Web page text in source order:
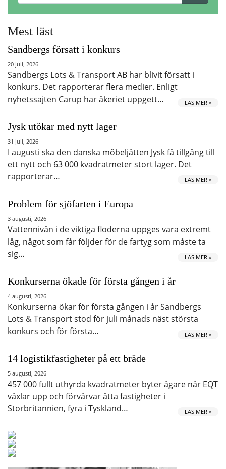
Mest läst
Sandbergs försatt i konkurs
20 juli, 2026
Sandbergs Lots & Transport AB har blivit försatt i
konkurs. Det rapporterar flera medier. Enligt
nyhetssajten Carup har åkeriet uppgett…
LÄS MER »
Jysk utökar med nytt lager
31 juli, 2026
I augusti ska den danska möbeljätten Jysk få tillgång till
ett nytt och 63 000 kvadratmeter stort lager. Det
rapporterar…
LÄS MER »
Problem för sjöfarten i Europa
3 augusti, 2026
Vattennivån i de viktiga floderna uppges vara extremt
låg, något som får följder för de fartyg som måste ta
sig…
LÄS MER »
Konkurserna ökade för första gången i år
4 augusti, 2026
Konkurserna ökar för första gången i år Sandbergs
Lots & Transport stod för juli månads näst största
konkurs och för första…
LÄS MER »
14 logistikfastigheter på ett bräde
5 augusti, 2026
457 000 fullt uthyrda kvadratmeter byter ägare när EQT
växlar upp och förvärvar åtta fastigheter i
Storbritannien, fyra i Tyskland…
LÄS MER »